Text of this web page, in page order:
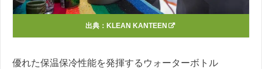
出典： KLEAN KANTEEN
優れた保温保冷性能を発揮するウォーターボトル